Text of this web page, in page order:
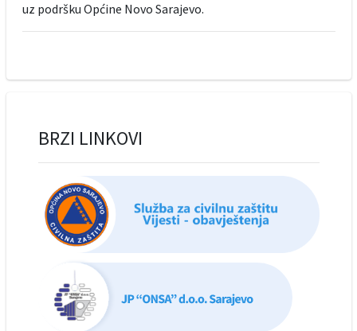
uz podršku Općine Novo Sarajevo.
BRZI LINKOVI